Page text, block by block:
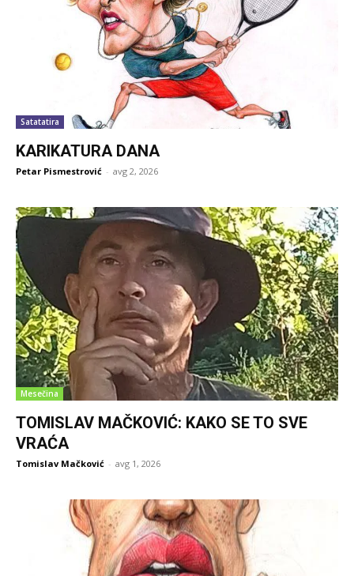
Satatatira
KARIKATURA DANA
Petar Pismestrović - avg 2, 2026
Mesečina
TOMISLAV MAČKOVIĆ: KAKO SE TO SVE
VRAĆA
Tomislav Mačković - avg 1, 2026